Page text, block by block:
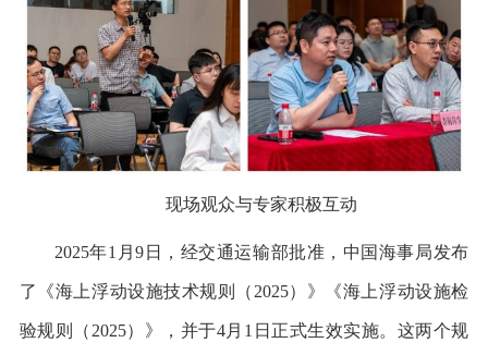
现场观众与专家积极互动
2025年1 月9 日，经交通运输部批准，中国海事局发布
了《海上浮动设施技术规则（ 2025）》《海上浮动设施检
验规则（ 2025）》，并于4月 1 日正式生效实施。这两个规